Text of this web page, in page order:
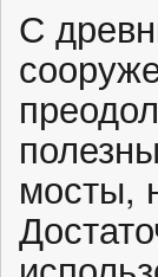
С
мосты,